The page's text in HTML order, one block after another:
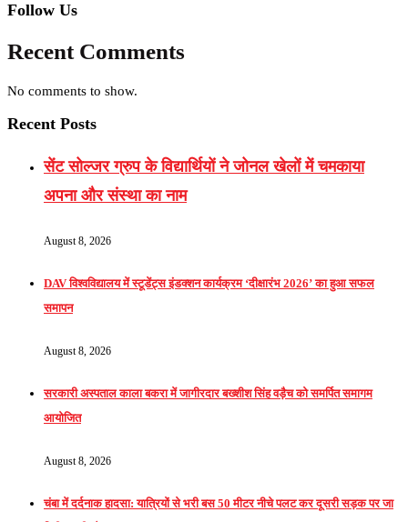
Follow Us
Recent Comments
No comments to show.
Recent Posts
सेंट सोल्जर ग्रुप के विद्यार्थियों ने जोनल खेलों में चमकाया
अपना और संस्था का नाम
August 8, 2026
DAV विश्वविद्यालय में स्टूडेंट्स इंडक्शन कार्यक्रम ‘दीक्षारंभ 2026’ का हुआ सफल
समापन
August 8, 2026
सरकारी अस्पताल काला बकरा में जागीरदार बख्शीश सिंह वड़ैच को समर्पित समागम
आयोजित
August 8, 2026
चंबा में दर्दनाक हादसा: यात्रियों से भरी बस 50 मीटर नीचे पलट कर दूसरी सड़क पर जा